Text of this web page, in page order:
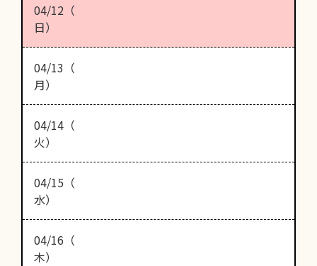
04/12（
日）
04/13（
月）
04/14（
火）
04/15（
水）
04/16（
木）